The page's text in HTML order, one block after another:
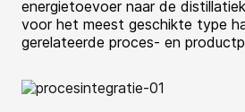
energietoevoer naar de
voor het meest geschikte type
gerelateerde proces- en